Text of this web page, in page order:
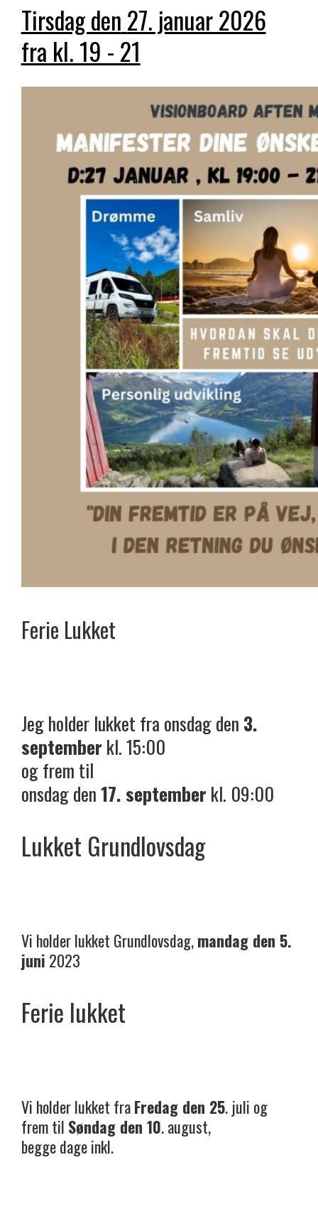
Tirsdag den27. januar 2026
fra kl. 19 - 21
Ferie Lukket
Jeg holder lukket fra onsdag den 3.
september kl. 15:00
og frem til
onsdag den 17. september kl. 09:00
Lukket Grundlovsdag
Vi holder lukket Grundlovsdag,mandag den 5.
juni 2023
Ferie lukket
Vi holder lukket fraFredag den 25. juli og
frem til Søndag den 10. august,
begge dage inkl.